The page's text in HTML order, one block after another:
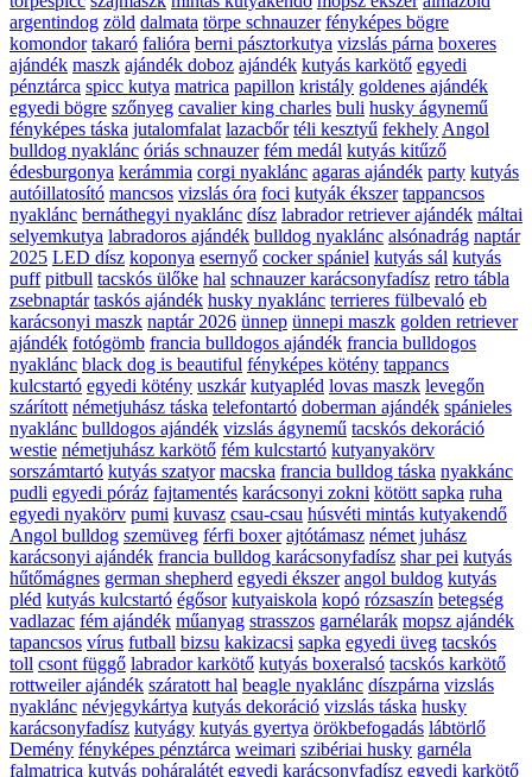
argentindog zöld dalmata törpe schnauzer fényképes bögre
komondor takaró falióra berni pásztorkutya vizslás párna boxeres
ajándék maszk ajándék doboz ajándék kutyás karkötő egyedi
pénztárca spicc kutya matrica papillon kristály goldenes ajándék
egyedi bögre szőnyeg cavalier king charles buli husky ágynemű
fényképes táska jutalomfalat lazacbőr téli kesztyű fekhely Angol
bulldog nyaklánc óriás schnauzer fém medál kutyás kitűző
édesburgonya kerámmia corgi nyaklánc agaras ajándék party kutyás
autóillatosító mancsos vizslás óra foci kutyák ékszer tappancsos
nyaklánc bernáthegyi nyaklánc dísz labrador retriever ajándék máltai
selyemkutya labradoros ajándék bulldog nyaklánc alsónadrág naptár
2025 LED dísz koponya esernyő cocker spániel kutyás sál kutyás
puff pitbull tacskós ülőke hal schnauzer karácsonyfadísz retro tábla
zsebnaptár taskós ajándék husky nyaklánc terrieres fülbevaló eb
karácsonyi maszk naptár 2026 ünnep ünnepi maszk golden retriever
ajándék fotógömb francia bulldogos ajándék francia bulldogos
nyaklánc black dog is beautiful fényképes kötény tappancs
kulcstartó egyedi kötény uszkár kutyapléd lovas maszk levegőn
szárított németjuhász táska telefontartó doberman ajándék spánieles
nyaklánc bulldogos ajándék vizslás ágynemű tacskós dekoráció
westie németjuhász karkötő fém kulcstartó kutyanyakörv
sorszámtartó kutyás szatyor macska francia bulldog táska nyakkánc
pudli egyedi póráz fajtamentés karácsonyi zokni kötött sapka ruha
egyedi nyakörv pumi kuvasz csau-csau húsvéti mintás kutyakendő
Angol bulldog szemüveg férfi boxer ajtótámasz német juhász
karácsonyi ajándék francia bulldog karácsonyfadísz shar pei kutyás
hűtőmágnes german shepherd egyedi ékszer angol buldog kutyás
pléd kutyás kulcstartó égősor kutyaiskola kopó rózsaszín betegség
vadlazac fém ajándék műanyag strasszos garnélarák mopsz ajándék
tapancsos vírus futball bizsu kakizacsi sapka egyedi üveg tacskós
toll csont függő labrador karkötő kutyás boxeralsó tacskós karkötő
rottweiler ajándék száratott hal beagle nyaklánc díszpárna vizslás
nyaklánc névjegykártya kutyás dekoráció vizslás táska husky
karácsonyfadísz kutyágy kutyás gyertya örökbefogadás lábtörlő
Demény fényképes pénztárca weimari szibériai husky garnéla
falmatrica kutyás poháralátét egyedi karácsonyfadísz egyedi karkötő